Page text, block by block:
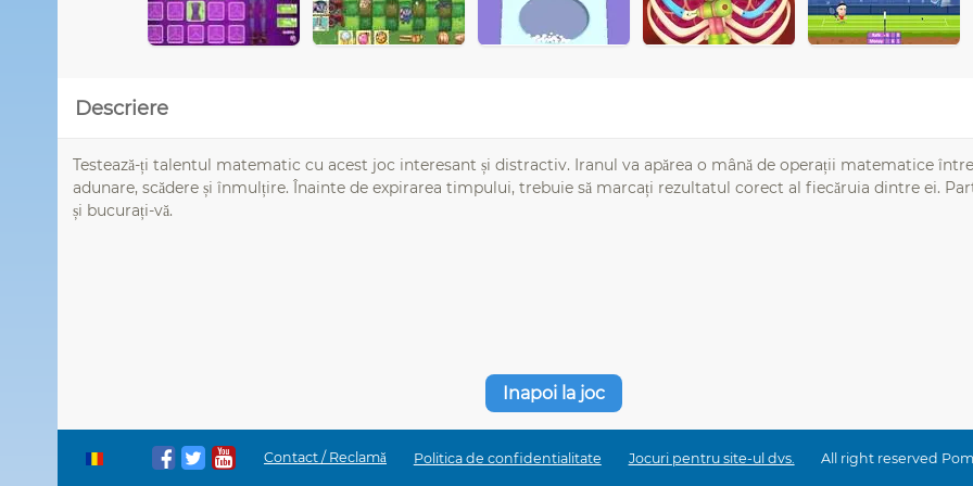
Descriere
Testează-ți talentul matematic cu acest joc interesant și distractiv. Iranul va apărea o mână de operații matematice între
adunare, scădere și înmulțire. Înainte de expirarea timpului, trebuie să marcați rezultatul corect al fiecăruia dintre ei.
și bucurați-vă.
Inapoi la joc
Contact / Reclamă Politica de confidentialitate Jocuri pentru site-ul dvs. All right reserved